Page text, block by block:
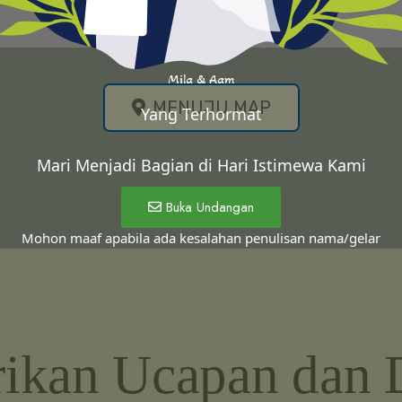
MENUJU MAP
Ucapan dan
Mila & Aam
Yang Terhormat
Mari Menjadi Bagian di Hari Istimewa Kami
Buka Undangan
Mohon maaf apabila ada kesalahan penulisan nama/gelar